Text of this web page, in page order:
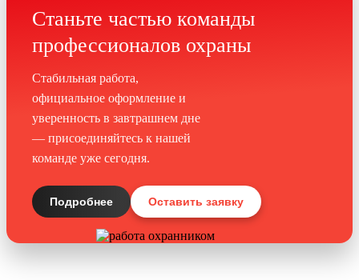
Станьте частью команды
профессионалов охраны
Стабильная работа,
официальное оформление и
уверенность в завтрашнем дне
— присоединяйтесь к нашей
команде уже сегодня.
Подробнее Оставить заявку